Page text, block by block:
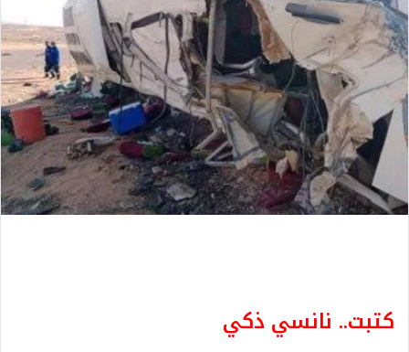
كتبت.. نانسي ذكي